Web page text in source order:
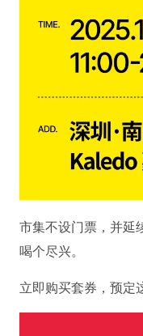
市集不设门票，并延
喝个尽兴。
立即购买套券，预定